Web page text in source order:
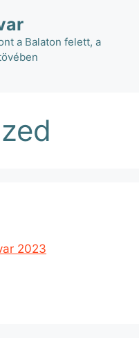
a Balaton felett, a
2023